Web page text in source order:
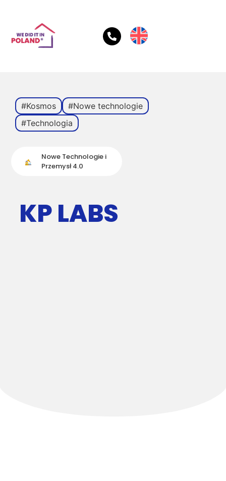
#Kosmos
#Nowe technologie
#Technologia
Nowe Technologie i
Przemysł 4.0
KP LABS